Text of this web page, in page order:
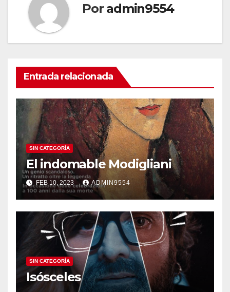
Por admin9554
Entrada relacionada
SIN CATEGORÍA
El indomable Modigliani
FEB 10, 2023 ADMIN9554
SIN CATEGORÍA
Isósceles